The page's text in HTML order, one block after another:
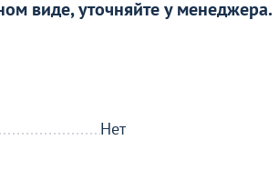
виде, уточняйте у менеджера.
Нет
Деревянные мягкие стулья со